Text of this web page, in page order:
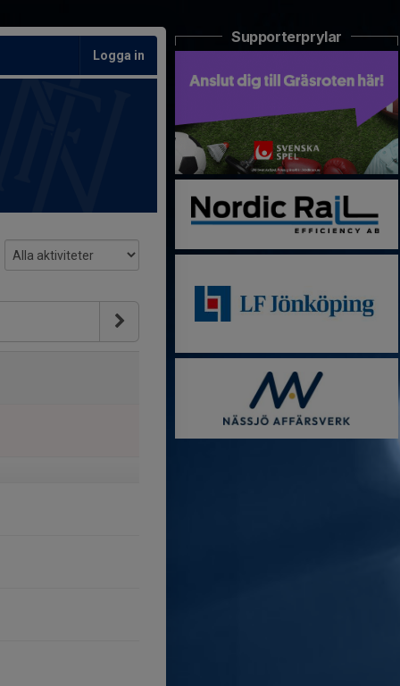
Logga in
Supporterprylar